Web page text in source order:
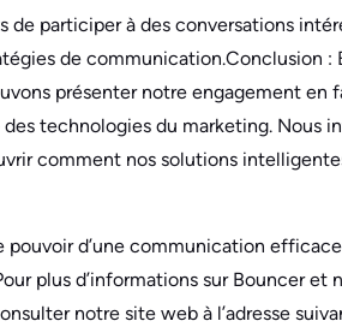
de participer à des conversations
de communication.Conclusion :
présenter notre engagement en
technologies du marketing. Nous
comment nos solutions
pouvoir d’une communication
plus d’informations sur Bouncer et
notre site web à l’adresse